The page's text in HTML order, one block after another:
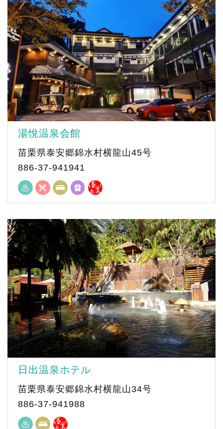
湯悅温泉会館
苗栗県泰安郷錦水村横龍山45号
886-37-941941
日出温泉ホテル
苗栗県泰安郷錦水村横龍山34号
886-37-941988